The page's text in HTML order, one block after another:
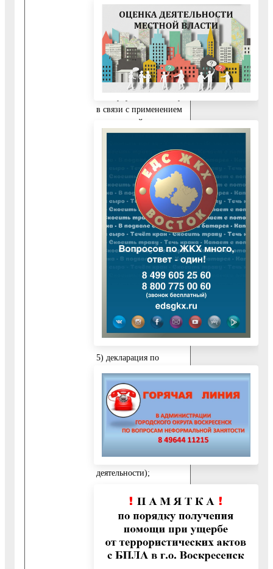
органа (для
юридических лиц,
применяющих общую
систему
налогообложения);
3) декларация по
в связи с применением
упрощенной системы
налогообложения (для
предпринимателей и
юридических лиц,
применяющих
упрощенную систему
налогообложения);
4) декларация по
налогу на доходы
физических лиц по
форме 3НДФЛ (для
индивидуальных
предпринимателей,
применяющих общий
режим
налогообложения);
5) декларация по
вмененный доход для
отдельных видов
деятельности (для
индивидуальных
предпринимателей,
для отдельных видов
деятельности);
акционеров, заверенная
реестродержателем
(для акционерных
обществ);